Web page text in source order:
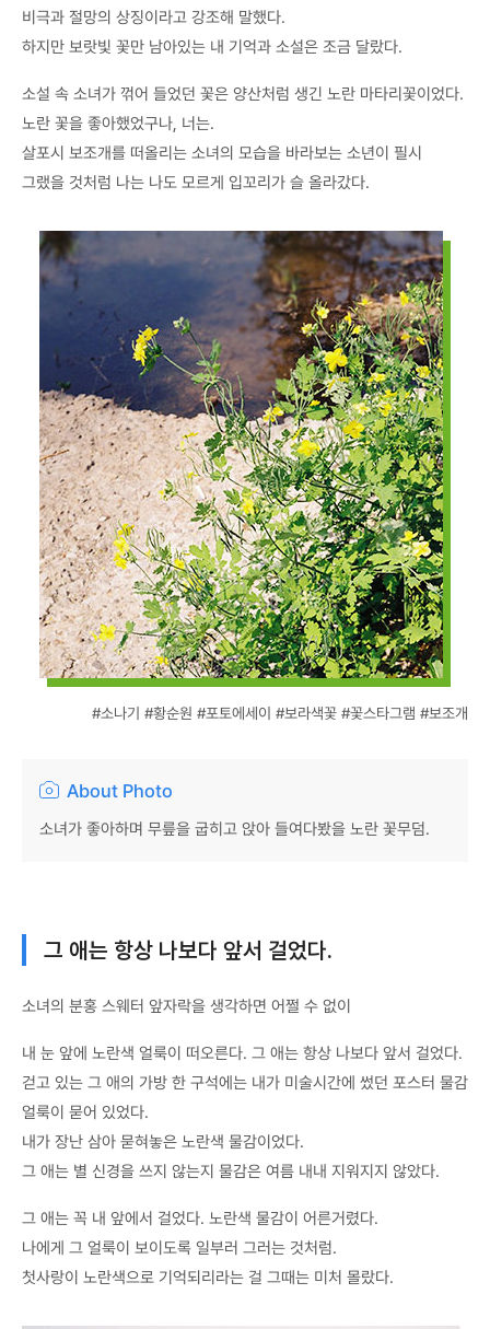
비극과 절망의 상징이라고 강조해 말했다.
하지만 보랏빛 꽃만 남아있는 내 기억과 소설은 조금 달랐다.
소설 속 소녀가 꺾어 들었던 꽃은 양산처럼 생긴 노란 마타리꽃이었다.
노란 꽃을 좋아했었구나, 너는.
살포시 보조개를 떠올리는 소녀의 모습을 바라보는 소년이 필시
그랬을 것처럼 나는 나도 모르게 입꼬리가 슬 올라갔다.
#소나기 #황순원 #포토에세이 #보라색꽃 #꽃스타그램 #보조개
About Photo
소녀가 좋아하며 무릎을 굽히고 앉아 들여다봤을 노란 꽃무덤.
그 애는 항상 나보다 앞서 걸었다.
소녀의 분홍 스웨터 앞자락을 생각하면 어쩔 수 없이
내 눈 앞에 노란색 얼룩이 떠오른다. 그 애는 항상 나보다 앞서 걸었다.
걷고 있는 그 애의 가방 한 구석에는 내가 미술시간에 썼던 포스터 물감
얼룩이 묻어 있었다.
내가 장난 삼아 묻혀놓은 노란색 물감이었다.
그 애는 별 신경을 쓰지 않는지 물감은 여름 내내 지워지지 않았다.
그 애는 꼭 내 앞에서 걸었다. 노란색 물감이 어른거렸다.
나에게 그 얼룩이 보이도록 일부러 그러는 것처럼.
첫사랑이 노란색으로 기억되리라는 걸 그때는 미처 몰랐다.